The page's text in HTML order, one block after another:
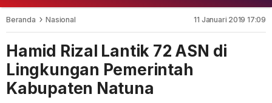
Beranda Nasional 11 Januari 2019 17:09
Hamid Rizal Lantik 72 ASN di
Lingkungan Pemerintah
Kabupaten Natuna